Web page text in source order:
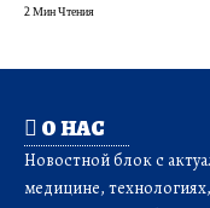
2 Мин Чтения
О НАС
Новостной блок с
медицине,